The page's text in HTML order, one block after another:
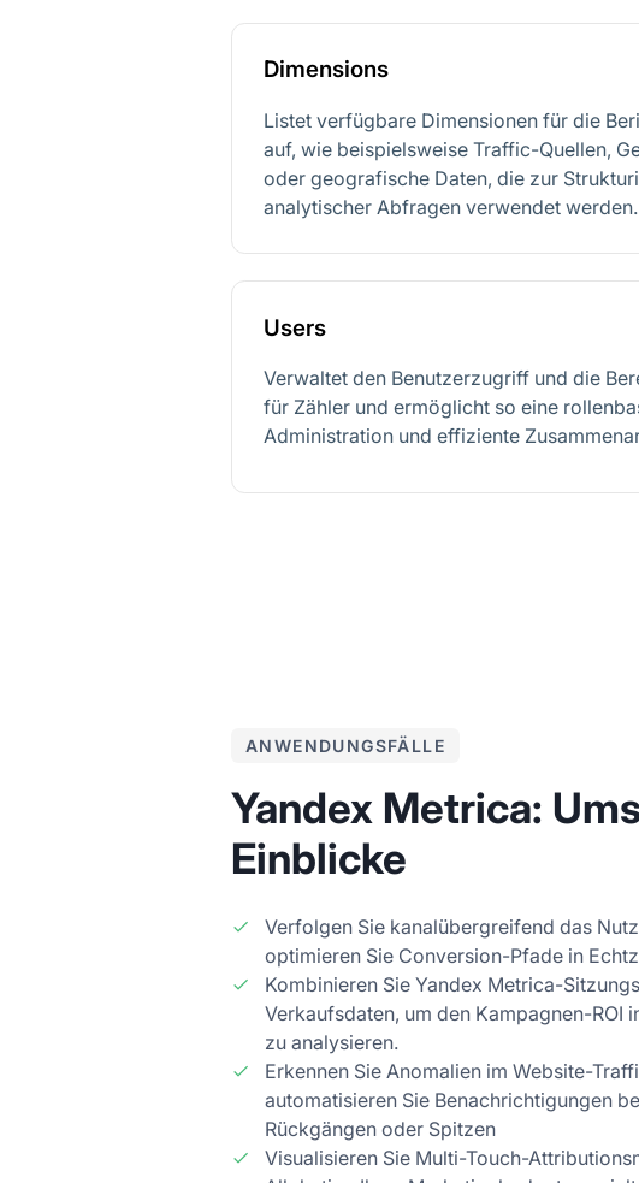
Dimensions
Listet verfügbare Dimensionen für die
auf, wie beispielsweise Traffic-Quellen,
oder geografische Daten, die zur
analytischer Abfragen verwendet werden.
Users
Verwaltet den Benutzerzugriff und die
für Zähler und ermöglicht so eine
Administration und effiziente
ANWENDUNGSFÄLLE
Yandex Metrica:
Einblicke
Verfolgen Sie kanalübergreifend das
optimieren Sie Conversion-Pfade in
Kombinieren Sie Yandex Metrica-
Verkaufsdaten, um den Kampagnen-ROI
zu analysieren.
Erkennen Sie Anomalien im Website-
automatisieren Sie Benachrichtigungen
Rückgängen oder Spitzen
Visualisieren Sie Multi-Touch-